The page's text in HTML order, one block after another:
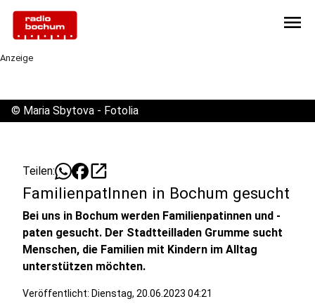
menu
Anzeige
© Maria Sbytova - Fotolia
Teilen: open_in_new
FamilienpatInnen in Bochum gesucht
Bei uns in Bochum werden Familienpatinnen und -
paten gesucht. Der Stadtteilladen Grumme sucht
Menschen, die Familien mit Kindern im Alltag
unterstützen möchten.
Veröffentlicht: Dienstag, 20.06.2023 04:21